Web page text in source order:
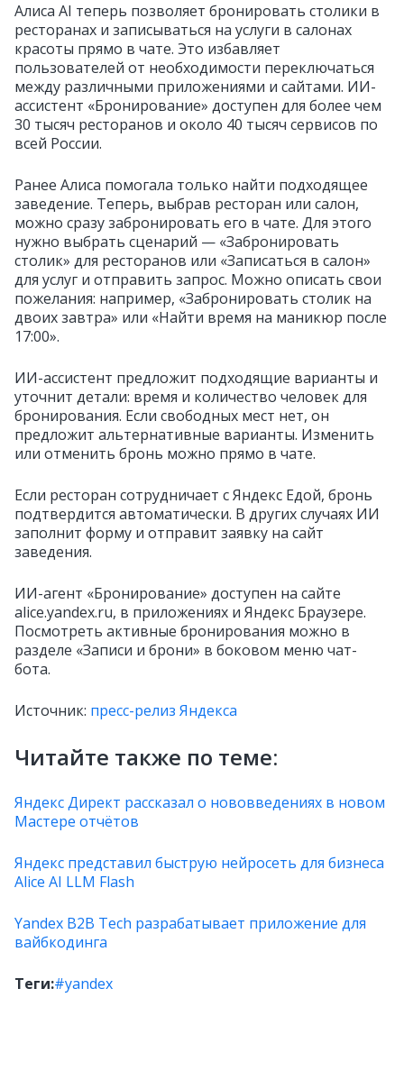
Алиса AI теперь позволяет бронировать столики в
ресторанах и записываться на услуги в салонах
красоты прямо в чате. Это избавляет
пользователей от необходимости переключаться
между различными приложениями и сайтами. ИИ-
ассистент «Бронирование» доступен для более чем
30 тысяч ресторанов и около 40 тысяч сервисов по
всей России.
Ранее Алиса помогала только найти подходящее
заведение. Теперь, выбрав ресторан или салон,
можно сразу забронировать его в чате. Для этого
нужно выбрать сценарий — «Забронировать
столик» для ресторанов или «Записаться в салон»
для услуг и отправить запрос. Можно описать свои
пожелания: например, «Забронировать столик на
двоих завтра» или «Найти время на маникюр после
17:00».
ИИ-ассистент предложит подходящие варианты и
уточнит детали: время и количество человек для
бронирования. Если свободных мест нет, он
предложит альтернативные варианты. Изменить
или отменить бронь можно прямо в чате.
Если ресторан сотрудничает с Яндекс Едой, бронь
подтвердится автоматически. В других случаях ИИ
заполнит форму и отправит заявку на сайт
заведения.
ИИ-агент «Бронирование» доступен на сайте
alice.yandex.ru, в приложениях и Яндекс Браузере.
Посмотреть активные бронирования можно в
разделе «Записи и брони» в боковом меню чат-
бота.
Источник: пресс-релиз Яндекса
Читайте также по теме:
Яндекс Директ рассказал о нововведениях в новом
Мастере отчётов
Яндекс представил быструю нейросеть для бизнеса
Alice AI LLM Flash
Yandex B2B Tech разрабатывает приложение для
вайбкодинга
Теги:#yandex